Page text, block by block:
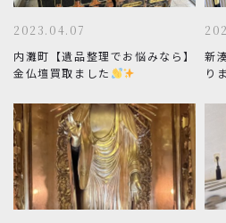
2023.04.07
内灘町【遺品整理でお悩みなら】
金仏壇買取ました
新
り